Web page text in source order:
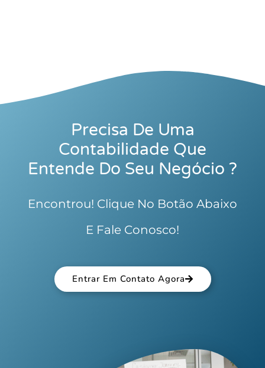
Precisa De Uma
Contabilidade Que
Entende Do Seu Negócio ?
Encontrou! Clique No Botão Abaixo
E Fale Conosco!
Entrar Em Contato Agora